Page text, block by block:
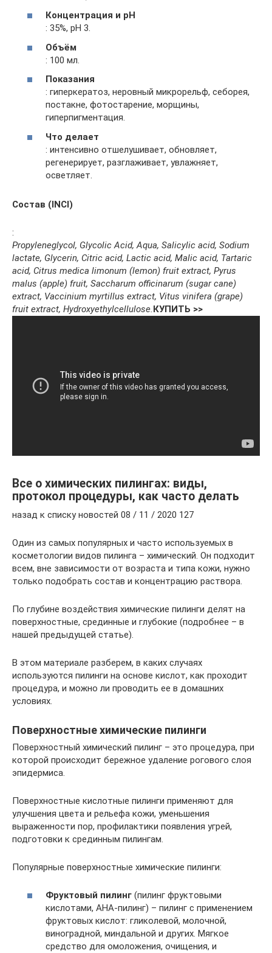
Концентрация и рН
: 35%, рН 3.
Объём
: 100 мл.
Показания
: гиперкератоз, неровный микрорельф, себорея,
постакне, фотостарение, морщины,
гиперпигментация.
Что делает
: интенсивно отшелушивает, обновляет,
регенерирует, разглаживает, увлажняет,
осветляет.
Состав (INCI)
:
Propyleneglycol, Glycolic Acid, Aqua, Salicylic acid, Sodium
lactate, Glycerin, Citric acid, Lactic acid, Malic acid, Tartaric
acid, Citrus medica limonum (lemon) fruit extract, Pyrus
malus (apple) fruit, Saccharum officinarum (sugar cane)
extract, Vaccinium myrtillus extract, Vitus vinifera (grape)
fruit extract, Hydroxyethylcellulose. КУПИТЬ >>
Все о химических пилингах: виды,
протокол процедуры, как часто делать
назад к списку новостей 08 / 11 / 2020 127
Один из самых популярных и часто используемых в
косметологии видов пилинга – химический. Он подходит
всем, вне зависимости от возраста и типа кожи, нужно
только подобрать состав и концентрацию раствора.
По глубине воздействия химические пилинги делят на
поверхностные, срединные и глубокие (подробнее – в
нашей предыдущей статье).
В этом материале разберем, в каких случаях
используются пилинги на основе кислот, как проходит
процедура, и можно ли проводить ее в домашних
условиях.
Поверхностные химические пилинги
Поверхностный химический пилинг – это процедура, при
которой происходит бережное удаление рогового слоя
эпидермиса.
Поверхностные кислотные пилинги применяют для
улучшения цвета и рельефа кожи, уменьшения
выраженности пор, профилактики появления угрей,
подготовки к срединным пилингам.
Популярные поверхностные химические пилинги:
Фруктовый пилинг (пилинг фруктовыми
кислотами, AHA-пилинг) – пилинг с применением
фруктовых кислот: гликолевой, молочной,
виноградной, миндальной и других. Мягкое
средство для омоложения, очищения, и